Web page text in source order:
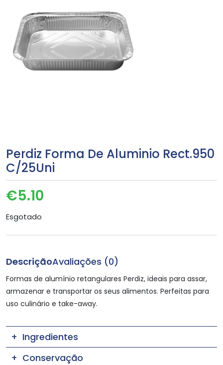
Perdiz Forma De Aluminio Rect.950
C/25Uni
€5.10
Esgotado
DescriçãoAvaliações (0)
Formas de alumínio retangulares Perdiz, ideais para assar,
armazenar e transportar os seus alimentos. Perfeitas para
uso culinário e take-away.
Ingredientes
Conservação